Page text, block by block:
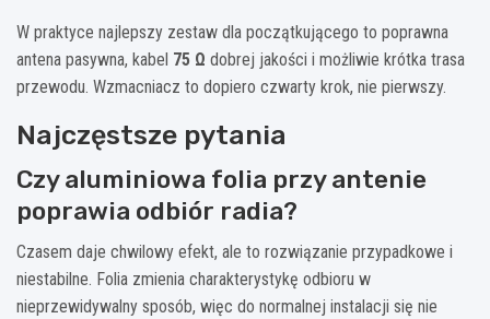
W praktyce najlepszy zestaw dla początkującego to poprawna
antena pasywna, kabel 75 Ω dobrej jakości i możliwie krótka trasa
przewodu. Wzmacniacz to dopiero czwarty krok, nie pierwszy.
Najczęstsze pytania
Czy aluminiowa folia przy antenie
poprawia odbiór radia?
Czasem daje chwilowy efekt, ale to rozwiązanie przypadkowe i
niestabilne. Folia zmienia charakterystykę odbioru w
nieprzewidywalny sposób, więc do normalnej instalacji się nie